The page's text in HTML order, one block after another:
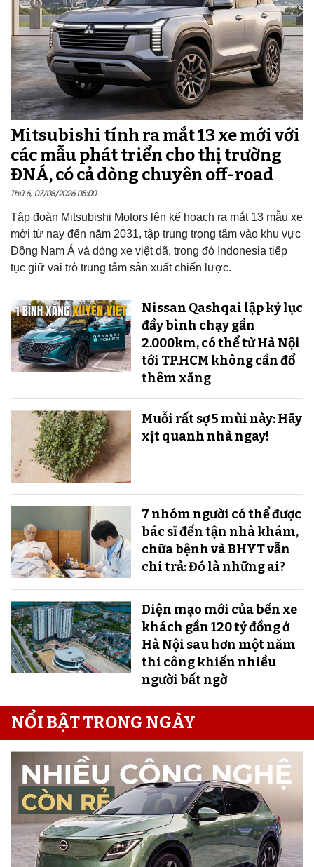
Mitsubishi tính ra mắt 13 xe mới với
các mẫu phát triển cho thị trường
ĐNÁ, có cả dòng chuyên off-road
Thứ 6, 07/08/2026 05:00
Tập đoàn Mitsubishi Motors lên kế hoạch ra mắt 13 mẫu xe
mới từ nay đến năm 2031, tập trung trọng tâm vào khu vực
Đông Nam Á và dòng xe việt dã, trong đó Indonesia tiếp
tục giữ vai trò trung tâm sản xuất chiến lược.
Nissan Qashqai lập kỷ lục
đầy bình chạy gần
2.000km, có thể từ Hà Nội
tới TP.HCM không cần đổ
thêm xăng
Muỗi rất sợ 5 mùi này: Hãy
xịt quanh nhà ngay!
7 nhóm người có thể được
bác sĩ đến tận nhà khám,
chữa bệnh và BHYT vẫn
chi trả: Đó là những ai?
Diện mạo mới của bến xe
khách gần 120 tỷ đồng ở
Hà Nội sau hơn một năm
thi công khiến nhiều
người bất ngờ
NỔI BẬT TRONG NGÀY